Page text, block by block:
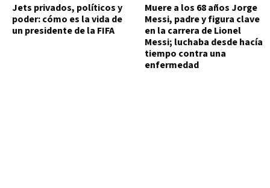
Jets privados, políticos y
poder: cómo es la vida de
un presidente de la FIFA
Muere a los 68 años Jorge
Messi, padre y figura clave
en la carrera de Lionel
Messi; luchaba desde hacía
tiempo contra una
enfermedad